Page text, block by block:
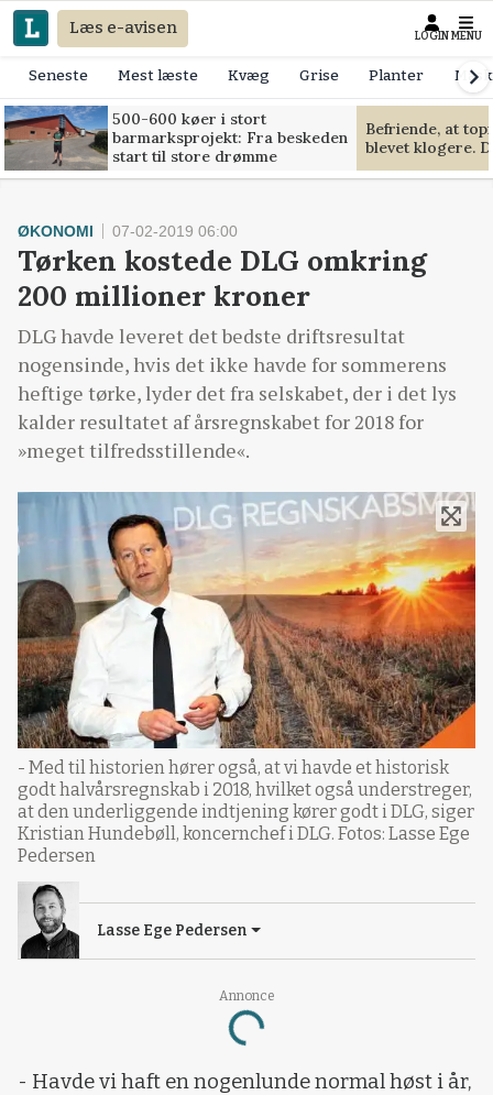
Læs e-avisen LOGIN MENU
Seneste Mest læste Kvæg Grise Planter
500-600 køer i stort
barmarksprojekt: Fra beskeden
start til store drømme
Befriende, at
blevet klogere.
Annonce
Loading...
ØKONOMI 07-02-2019 06:00
Tørken kostede DLG omkring
200 millioner kroner
DLG havde leveret det bedste driftsresultat
nogensinde, hvis det ikke havde for sommerens
heftige tørke, lyder det fra selskabet, der i det lys
kalder resultatet af årsregnskabet for 2018 for
»meget tilfredsstillende«.
- Med til historien hører også, at vi havde et historisk
godt halvårsregnskab i 2018, hvilket også understreger,
at den underliggende indtjening kører godt i DLG, siger
Kristian Hundebøll, koncernchef i DLG. Fotos: Lasse Ege
Pedersen
Lasse Ege Pedersen
- Havde vi haft en nogenlunde normal høst i år,